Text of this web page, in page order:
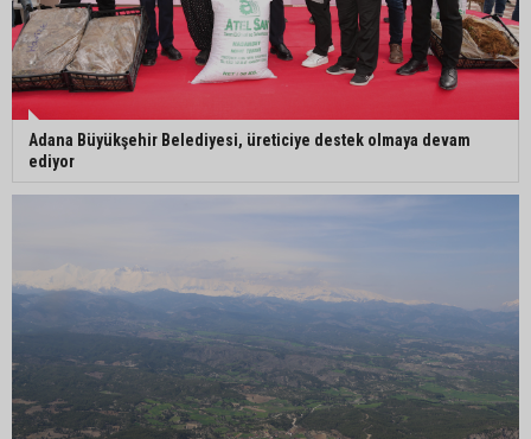
Adana Büyükşehir Belediyesi, üreticiye destek olmaya devam
ediyor